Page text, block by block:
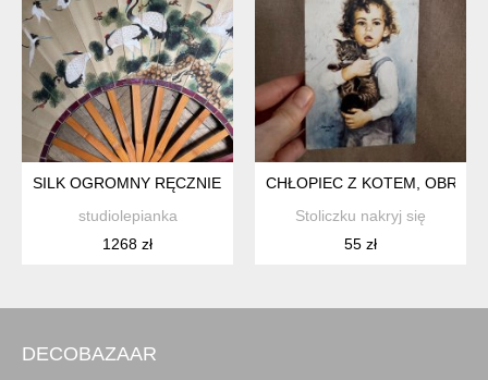
SILK OGROMNY RĘCZNIE MALOWANY NA JEDWABIU
studiolepianka
1268 zł
CHŁOPIEC Z KOTEM,
Stoliczku nakryj się
55 zł
DECOBAZAAR